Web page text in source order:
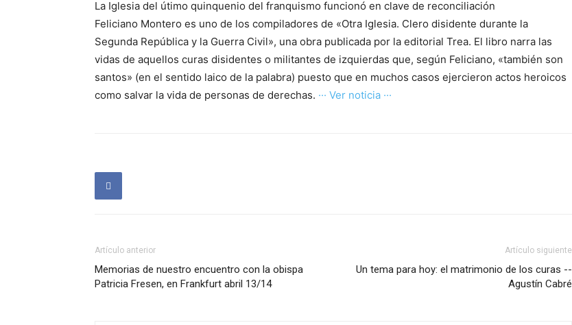
La Iglesia del útimo quinquenio del franquismo funcionó en clave de reconciliación
Feliciano Montero es uno de los compiladores de «Otra Iglesia. Clero disidente durante la
Segunda República y la Guerra Civil», una obra publicada por la editorial Trea. El libro narra las
vidas de aquellos curas disidentes o militantes de izquierdas que, según Feliciano, «también son
santos» (en el sentido laico de la palabra) puesto que en muchos casos ejercieron actos heroicos
como salvar la vida de personas de derechas. ··· Ver noticia ···
Artículo anterior
Memorias de nuestro encuentro con la obispa
Patricia Fresen, en Frankfurt abril 13/14
Artículo siguiente
Un tema para hoy: el matrimonio de los curas --
Agustín Cabré